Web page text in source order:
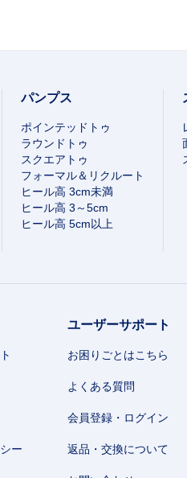
パンプス
ポインテッドトゥ
ラウンドトゥ
スクエアトゥ
フォーマル＆リクルート
ヒール高 3cm未満
ヒール高 3～5cm
ヒール高 5cm以上
ー
ユーザーサポート
お困りごとはこちら
よくある質問
会員登録・ログイン
返品・交換について